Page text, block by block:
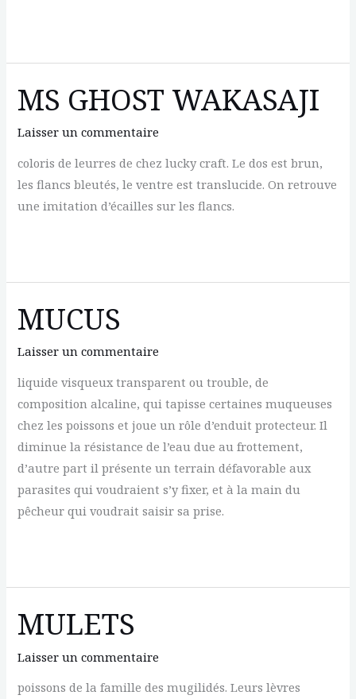
GHOST
MS GHOST WAKASAJI
Laisser un commentaire
coloris de leurres de chez lucky craft. Le dos est brun,
les flancs bleutés, le ventre est translucide. On retrouve
une imitation d’écailles sur les flancs.
GHOST
MUCUS
Laisser un commentaire
liquide visqueux transparent ou trouble, de
composition alcaline, qui tapisse certaines muqueuses
chez les poissons et joue un rôle d’enduit protecteur. Il
diminue la résistance de l’eau due au frottement,
d’autre part il présente un terrain défavorable aux
parasites qui voudraient s’y fixer, et à la main du
pêcheur qui voudrait saisir sa prise.
MULETS
Laisser un commentaire
poissons de la famille des mugilidés. Leurs lèvres